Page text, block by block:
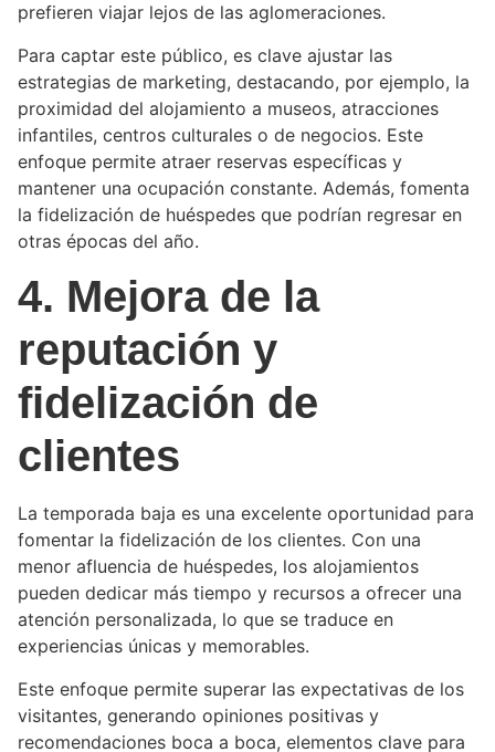
prefieren viajar lejos de las aglomeraciones.
Para captar este público, es clave ajustar las
estrategias de marketing, destacando, por ejemplo, la
proximidad del alojamiento a museos, atracciones
infantiles, centros culturales o de negocios. Este
enfoque permite atraer reservas específicas y
mantener una ocupación constante. Además, fomenta
la fidelización de huéspedes que podrían regresar en
otras épocas del año.
4. Mejora de la
reputación y
fidelización de
clientes
La temporada baja es una excelente oportunidad para
fomentar la fidelización de los clientes. Con una
menor afluencia de huéspedes, los alojamientos
pueden dedicar más tiempo y recursos a ofrecer una
atención personalizada, lo que se traduce en
experiencias únicas y memorables.
Este enfoque permite superar las expectativas de los
visitantes, generando opiniones positivas y
recomendaciones boca a boca, elementos clave para